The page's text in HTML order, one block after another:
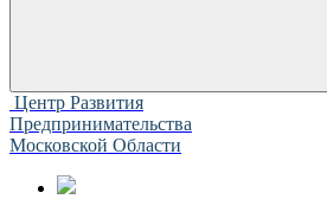
Центр Развития
Предпринимательства
Московской Области